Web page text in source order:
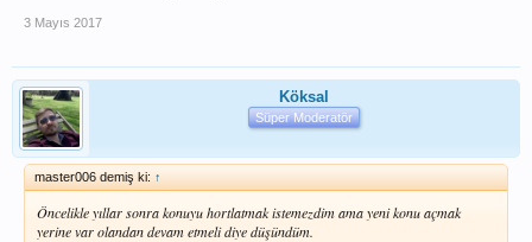
3 Mayıs 2017
Köksal
Süper Moderatör
master006 demiş ki: ↑
Öncelikle yıllar sonra konuyu hortlatmak istemezdim ama yeni konu açmak
yerine var olandan devam etmeli diye düşündüm.